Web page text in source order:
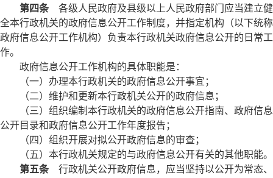
第四条各级人民政府及县级以上人民政府部门应当建立健
全本行政机关的政府信息公开工作制度，并指定机构（以下统称
政府信息公开工作机构）负责本行政机关政府信息公开的日常工
作。
政府信息公开工作机构的具体职能是：
（一）办理本行政机关的政府信息公开事宜；
（二）维护和更新本行政机关公开的政府信息；
（三）组织编制本行政机关的政府信息公开指南、政府信息
公开目录和政府信息公开工作年度报告；
（四）组织开展对拟公开政府信息的审查；
（五）本行政机关规定的与政府信息公开有关的其他职能。
第五条行政机关公开政府信息，应当坚持以公开为常态、